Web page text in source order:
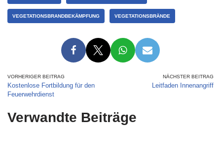
VEGETATIONSBRANDBEKÄMPFUNG VEGETATIONSBRÄNDE
VORHERIGER BEITRAG
Kostenlose Fortbildung für den
Feuerwehrdienst
NÄCHSTER BEITRAG
Leitfaden Innenangriff
Verwandte Beiträge